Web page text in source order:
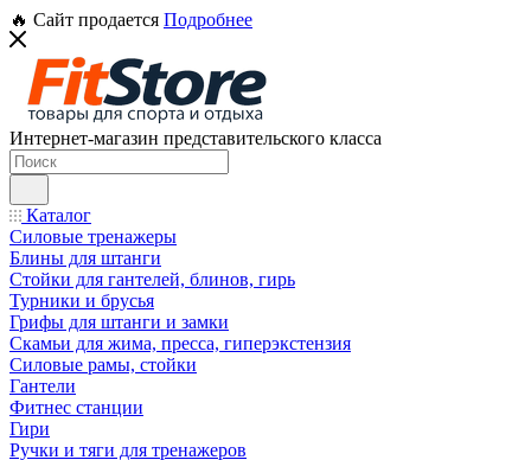
🔥 Сайт продается Подробнее
Интернет-магазин представительского класса
Каталог
Силовые тренажеры
Блины для штанги
Стойки для гантелей, блинов, гирь
Турники и брусья
Грифы для штанги и замки
Скамьи для жима, пресса, гиперэкстензия
Силовые рамы, стойки
Гантели
Фитнес станции
Гири
Ручки и тяги для тренажеров